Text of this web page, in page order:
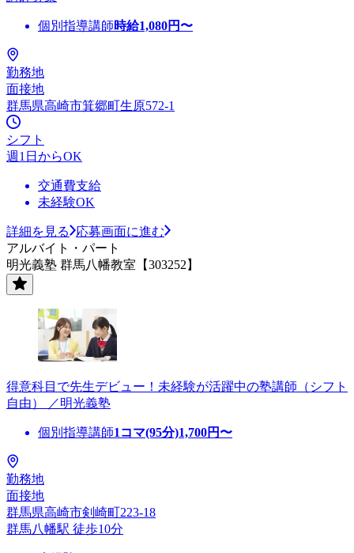
個別指導講師時給1,080円〜
勤務地
面接地
群馬県高崎市箕郷町生原572-1
シフト
週1日からOK
交通費支給
未経験OK
詳細を見る
応募画面に進む
アルバイト・パート
明光義塾 群馬八幡教室【303252】
得意科目で先生デビュー！未経験が活躍中の塾講師（シフト
自由） ／明光義塾
個別指導講師1コマ(95分)1,700円〜
勤務地
面接地
群馬県高崎市剣崎町223-18
群馬八幡駅 徒歩10分